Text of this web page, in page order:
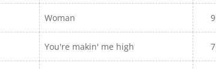
Woman 9
You're makin' me high 7